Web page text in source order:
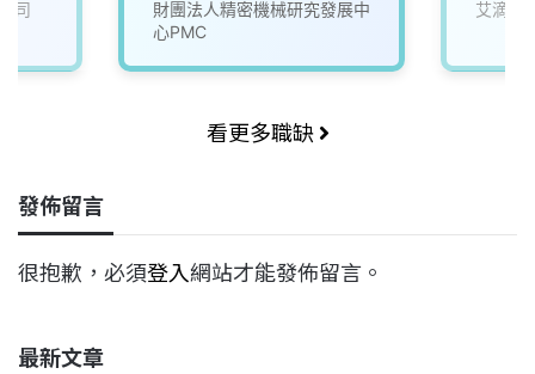
司
財團法人精密機械研究發展中
心PMC
艾滴科
看更多職缺
發佈留言
很抱歉，必須登入網站才能發佈留言。
最新文章